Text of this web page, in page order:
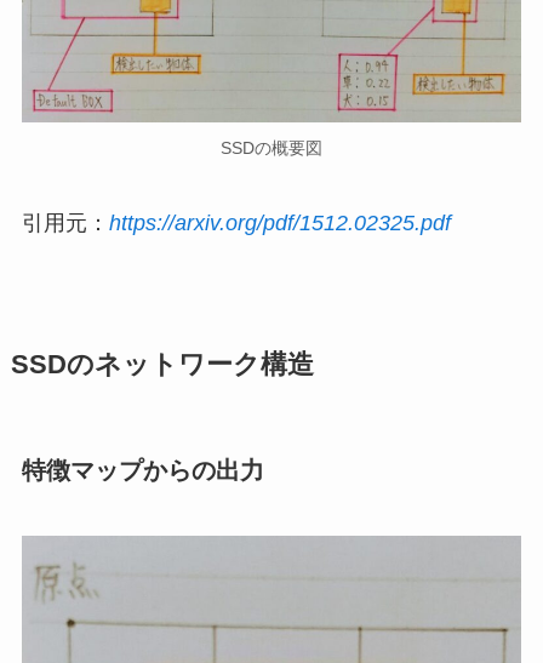
SSDの概要図
引用元： https://arxiv.org/pdf/1512.02325.pdf
SSDのネットワーク構造
特徴マップからの出力